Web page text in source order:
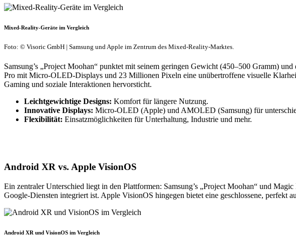
Mixed-Reality-Geräte im Vergleich
Foto: © Visoric GmbH | Samsung und Apple im Zentrum des Mixed-Reality-Marktes.
Samsung’s „Project Moohan“ punktet mit seinem geringen Gewicht (450–500 Gramm)
Pro mit Micro-OLED-Displays und 23 Millionen Pixeln eine unübertroffene visuelle
Gaming und soziale Interaktionen hervorsticht.
Leichtgewichtige Designs: Komfort für längere Nutzung.
Innovative Displays: Micro-OLED (Apple) und AMOLED (Samsung) für
Flexibilität: Einsatzmöglichkeiten für Unterhaltung, Industrie und mehr.
Android XR vs. Apple VisionOS
Ein zentraler Unterschied liegt in den Plattformen: Samsung’s „Project Moohan“ und
Google-Diensten integriert ist. Apple VisionOS hingegen bietet eine geschlossene, perfekt
Android XR und VisionOS im Vergleich